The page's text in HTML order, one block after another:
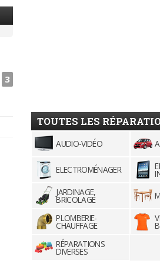
3
TOUTES LES
AUDIO-VIDÉO
ELECTROMÉNAGER
JARDINAGE,
BRICOLAGE
PLOMBERIE-
CHAUFFAGE
RÉPARATIONS
DIVERSES